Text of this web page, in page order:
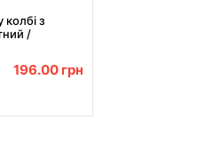
з
/
196.00 грн